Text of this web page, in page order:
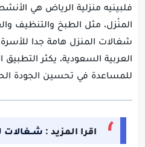
فلبينيه منزلية الرياض هي
المنْزل، مثل الطبخ والتنظيف
شغالات المنزل هامة جدا
العربية السعودية، يكثر
للمساعدة في تحسين الجودة
اقرا المزيد : شــغالات